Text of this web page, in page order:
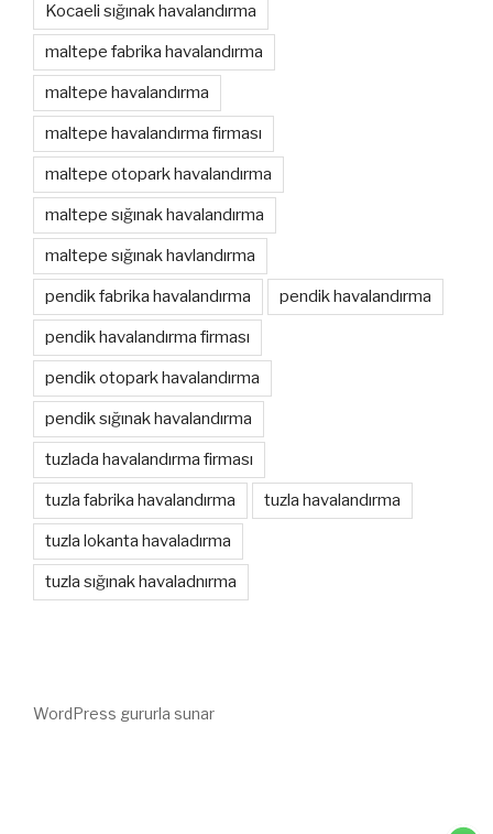
Kocaeli sığınak havalandırma
maltepe fabrika havalandırma
maltepe havalandırma
maltepe havalandırma firması
maltepe otopark havalandırma
maltepe sığınak havalandırma
maltepe sığınak havlandırma
pendik fabrika havalandırma pendik havalandırma
pendik havalandırma firması
pendik otopark havalandırma
pendik sığınak havalandırma
tuzlada havalandırma firması
tuzla fabrika havalandırma tuzla havalandırma
tuzla lokanta havaladırma
tuzla sığınak havaladnırma
WordPress gururla sunar